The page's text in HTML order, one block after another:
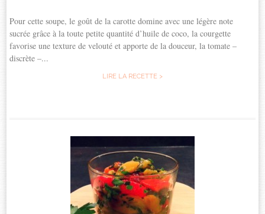
Pour cette soupe, le goût de la carotte domine avec une légère note
sucrée grâce à la toute petite quantité d’huile de coco, la courgette
favorise une texture de velouté et apporte de la douceur, la tomate –
discrète –...
LIRE LA RECETTE >